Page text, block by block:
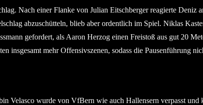
Nach einer Flanke von Julian Eitschberger reagierte
abzuschütteln, blieb aber ordentlich im Spiel. Niklas
gefordert, als Aaron Herzog einen Freistoß aus gut 20
insgesamt mehr Offensivszenen, sodass die Pausenführung
Velasco wurde von VfBern wie auch Hallensern verpasst und